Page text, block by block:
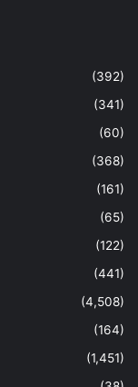
(392)
(341)
(60)
(368)
(161)
(65)
(122)
(441)
(4,508)
(164)
(1,451)